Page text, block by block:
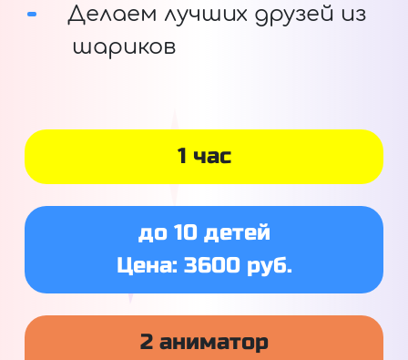
Делаем лучших друзей из
шариков
1 час
до 10 детей
Цена: 3600 руб.
2 аниматор